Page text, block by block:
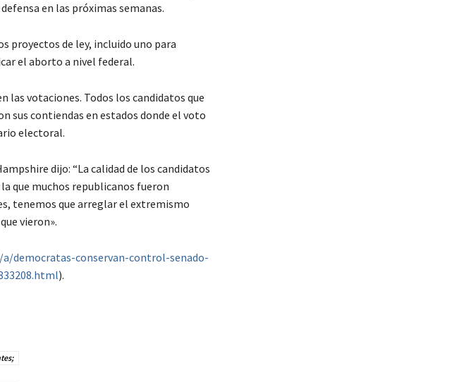
en las próximas semanas.
proyectos de ley, incluido uno para
el aborto a nivel federal.
las votaciones. Todos los candidatos que
sus contiendas en estados donde el voto
electoral.
dijo: “La calidad de los candidatos
que muchos republicanos fueron
tenemos que arreglar el extremismo
vieron».
democratas-conservan-control-senado-
).